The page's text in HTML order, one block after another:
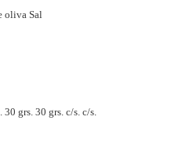
oliva Sal
grs. 30 grs. c/s. c/s.